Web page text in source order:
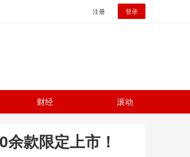
注册 登录
财经 滚动
款限定上市！